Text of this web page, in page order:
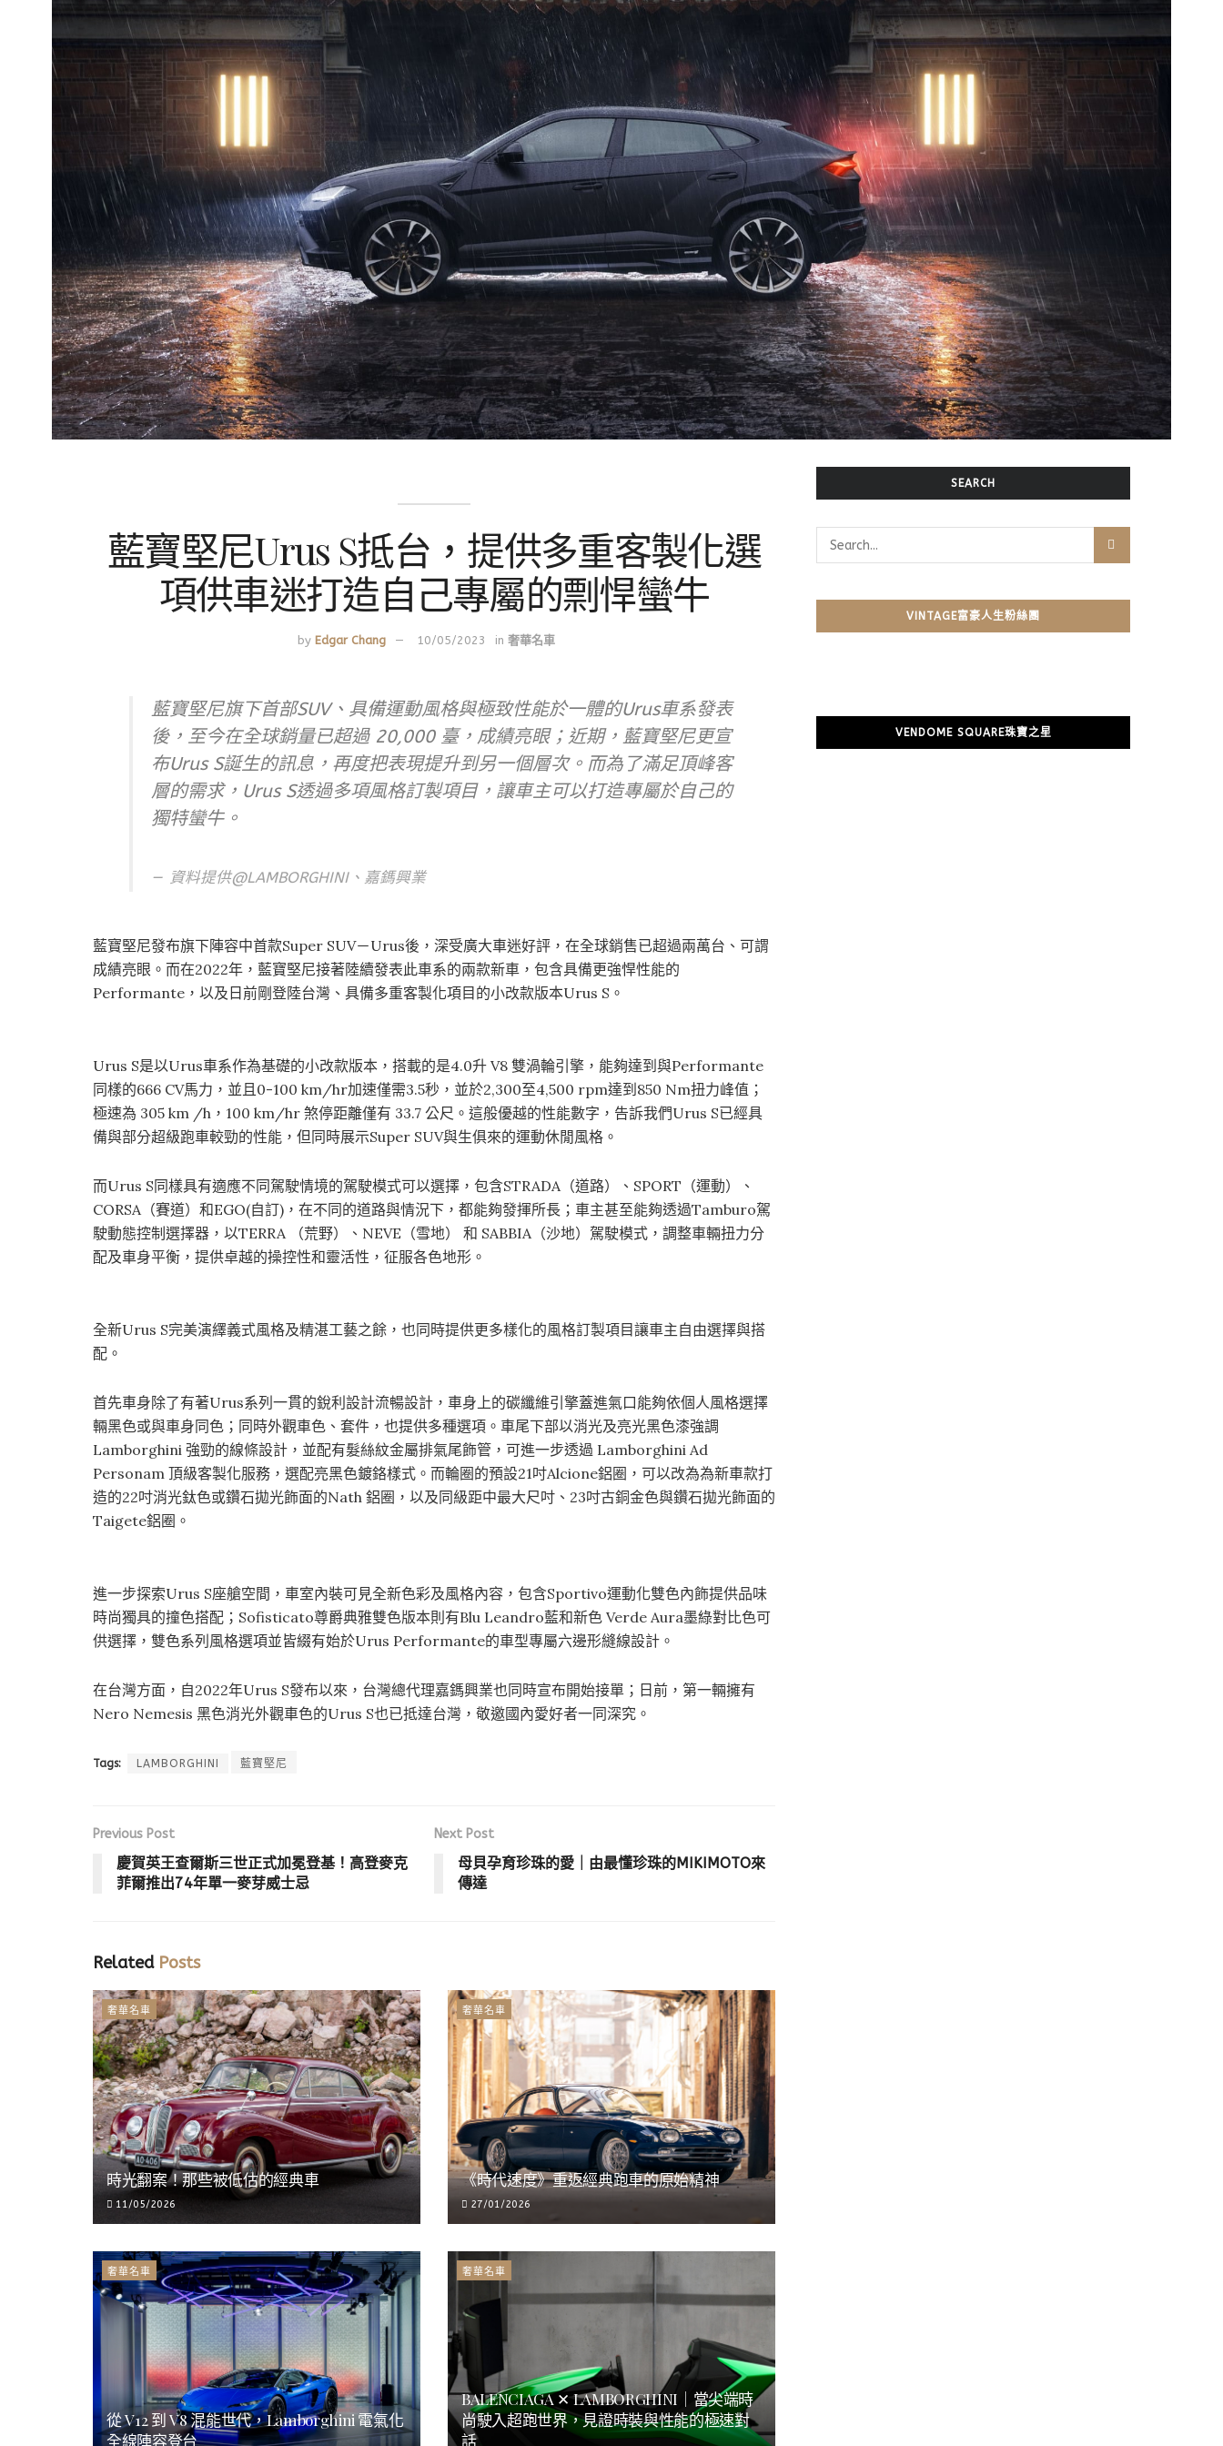
藍寶堅尼Urus S抵台，提供多重客製化選
項供車迷打造自己專屬的剽悍蠻牛
by Edgar Chang 10/05/2023 in 奢華名車
藍寶堅尼旗下首部SUV、具備運動風格與極致性能於一體的Urus車系發表
後，至今在全球銷量已超過 20,000 臺，成績亮眼；近期，藍寶堅尼更宣
布Urus S誕生的訊息，再度把表現提升到另一個層次。而為了滿足頂峰客
層的需求，Urus S透過多項風格訂製項目，讓車主可以打造專屬於自己的
獨特蠻牛。
資料提供@LAMBORGHINI、嘉鎷興業
藍寶堅尼發布旗下陣容中首款Super SUV－Urus後，深受廣大車迷好評，在全球銷售已超過兩萬台、可謂
成績亮眼。而在2022年，藍寶堅尼接著陸續發表此車系的兩款新車，包含具備更強悍性能的
Performante，以及日前剛登陸台灣、具備多重客製化項目的小改款版本Urus S。
Urus S是以Urus車系作為基礎的小改款版本，搭載的是4.0升 V8 雙渦輪引擎，能夠達到與Performante
同樣的666 CV馬力，並且0-100 km/hr加速僅需3.5秒，並於2,300至4,500 rpm達到850 Nm扭力峰值；
極速為 305 km /h，100 km/hr 煞停距離僅有 33.7 公尺。這般優越的性能數字，告訴我們Urus S已經具
備與部分超級跑車較勁的性能，但同時展示Super SUV與生俱來的運動休閒風格。
而Urus S同樣具有適應不同駕駛情境的駕駛模式可以選擇，包含STRADA（道路）、SPORT（運動）、
CORSA（賽道）和EGO(自訂)，在不同的道路與情況下，都能夠發揮所長；車主甚至能夠透過Tamburo駕
駛動態控制選擇器，以TERRA （荒野）、NEVE（雪地） 和 SABBIA（沙地）駕駛模式，調整車輛扭力分
配及車身平衡，提供卓越的操控性和靈活性，征服各色地形。
全新Urus S完美演繹義式風格及精湛工藝之餘，也同時提供更多樣化的風格訂製項目讓車主自由選擇與搭
配。
首先車身除了有著Urus系列一貫的銳利設計流暢設計，車身上的碳纖維引擎蓋進氣口能夠依個人風格選擇
輛黑色或與車身同色；同時外觀車色、套件，也提供多種選項。車尾下部以消光及亮光黑色漆強調
Lamborghini 強勁的線條設計，並配有髮絲紋金屬排氣尾飾管，可進一步透過 Lamborghini Ad
Personam 頂級客製化服務，選配亮黑色鍍鉻樣式。而輪圈的預設21吋Alcione鋁圈，可以改為為新車款打
造的22吋消光鈦色或鑽石拋光飾面的Nath 鋁圈，以及同級距中最大尺吋、23吋古銅金色與鑽石拋光飾面的
Taigete鋁圈。
進一步探索Urus S座艙空間，車室內裝可見全新色彩及風格內容，包含Sportivo運動化雙色內飾提供品味
時尚獨具的撞色搭配；Sofisticato尊爵典雅雙色版本則有Blu Leandro藍和新色 Verde Aura墨綠對比色可
供選擇，雙色系列風格選項並皆綴有始於Urus Performante的車型專屬六邊形縫線設計。
在台灣方面，自2022年Urus S發布以來，台灣總代理嘉鎷興業也同時宣布開始接單；日前，第一輛擁有
Nero Nemesis 黑色消光外觀車色的Urus S也已抵達台灣，敬邀國內愛好者一同深究。
Tags: LAMBORGHINI 藍寶堅尼
Previous Post
慶賀英王查爾斯三世正式加冕登基！高登麥克
菲爾推出74年單一麥芽威士忌
Next Post
母貝孕育珍珠的愛｜由最懂珍珠的MIKIMOTO來
傳達
RelatedPosts
奢華名車
時光翻案！那些被低估的經典車
11/05/2026
奢華名車
《時代速度》重返經典跑車的原始精神
27/01/2026
奢華名車
從 V12 到 V8 混能世代，Lamborghini 電氣化
全線陣容登台
奢華名車
BALENCIAGA ✕ LAMBORGHINI｜當尖端時
尚駛入超跑世界，見證時裝與性能的極速對
話
SEARCH
VINTAGE富豪人生粉絲團
VENDOME SQUARE珠寶之星